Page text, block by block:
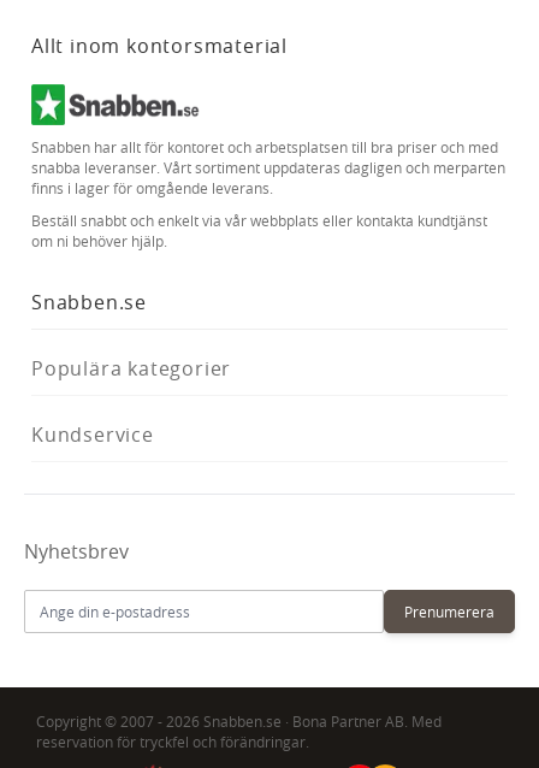
Allt inom kontorsmaterial
Snabben har allt för kontoret och arbetsplatsen till bra priser och med
snabba leveranser. Vårt sortiment uppdateras dagligen och merparten
finns i lager för omgående leverans.
Beställ snabbt och enkelt via vår webbplats eller kontakta kundtjänst
om ni behöver hjälp.
Snabben.se
Populära kategorier
Kundservice
Nyhetsbrev
Prenumerera
Copyright © 2007 - 2026 Snabben.se · Bona Partner AB. Med
reservation för tryckfel och förändringar.